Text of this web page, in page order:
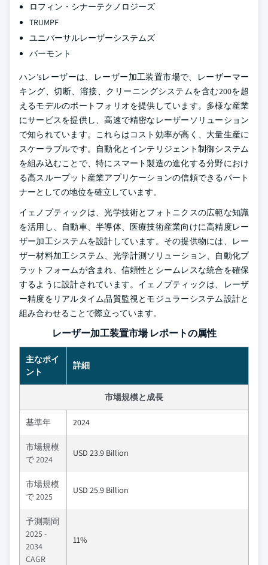
ロフィン・シナーテクノロジーズ
TRUMPF
ユニバーサルレーザーシステムズ
バーモント
ハン’sレーザーは、レーザー加工装置市場で、レーザーマー
キング、切断、溶接、クリーニングシステムを含む200を超
えるモデルのポートフォリオを提供しています。多様な産業
にサービスを提供し、高速で精密なレーザーソリューション
で知られています。これらはコスト効率が高く、大量生産に
スケーラブルです。自動化とインテリジェント制御システム
を組み込むことで、特にスマート製造の進化する分野におけ
る高スループット産業アプリケーションの信頼できるパート
ナーとしての地位を確立しています。
イェノプティックは、光学技術とフォトニクスの広範な知識
を活用し、自動車、半導体、医療技術産業向けに高精度レー
ザー加工システムを設計しています。その提供物には、レー
ザー材料加工システム、光学計測ソリューション、自動化プ
ラットフォームが含まれ、信頼性とシームレスな統合を確保
するように設計されています。イェノプティックは、レーザ
ー精度をリアルタイム品質監視とモジュラーシステム設計と
組み合わせることで際立っています。
レーザー加工装置市場 レポートの属性
主なポイ
ント
詳細
市場規模と成長
基準年 2024
市場規模
で 2024
USD 23.9 Billion
市場規模
で 2025
USD 25.9 Billion
予測期間
2025 -
2034
CAGR
11%